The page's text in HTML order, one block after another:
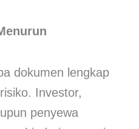
dokumen lengkap
Investor,
penyewa